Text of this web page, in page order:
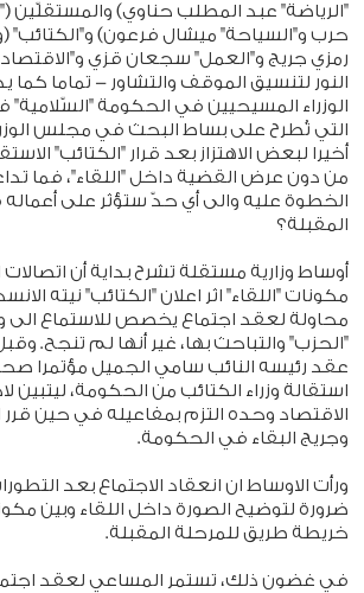
"الرياضة" عبد المطلب حناوي) والمستقلّين
حرب و"السياحة" ميشال فرعون) و"الكتائب"
رمزي جريج و"العمل" سجعان قزي و"الاقتصاد
النور لتنسيق الموقف والتشاور - تماما
الوزراء المسيحيين في الحكومة "السّلامية"
التي تُطرح على بساط البحث في مجلس
أخيرا لبعض الاهتزاز بعد قرار "الكتائب"
من دون عرض القضية داخل "اللقاء"، فما
الخطوة عليه والى أي حدّ ستؤثر على
المقبلة؟
أوساط وزارية مستقلة تشرح بداية أن
مكونات "اللقاء" اثر اعلان "الكتائب" نيته
محاولة لعقد اجتماع يخصص للاستماع الى
"الحزب" والتباحث بها، غير أنها لم تنجح.
عقد رئيسه النائب سامي الجميل مؤتمرا
استقالة وزراء الكتائب من الحكومة، ليتبين
الاقتصاد وحده التزم بمفاعيله في حين قرر
وجريج البقاء في الحكومة.
ورأت الاوساط ان انعقاد الاجتماع بعد
ضرورة لتوضيح الصورة داخل اللقاء وبين
خريطة طريق للمرحلة المقبلة.
في غضون ذلك، تستمر المساعي لعقد اجتماع